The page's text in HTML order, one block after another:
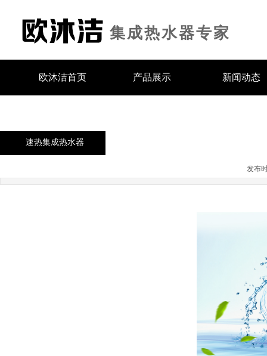
集成热水器专家
欧沐洁首页 产品展示 新闻动态
速热集成热水器
发布